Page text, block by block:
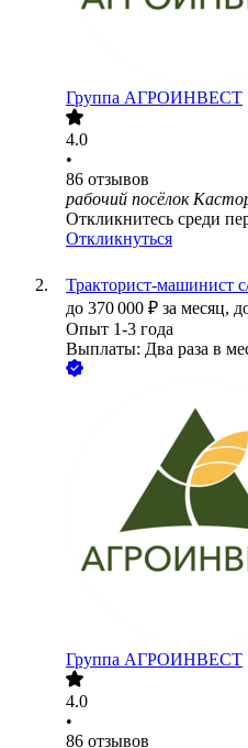
Группа АГРОИНВЕСТ
4.0
•
86 отзывов
рабочий посёлок
Откликнитесь среди
Откликнуться
Тракторист-машинист
до 370 000 ₽ за месяц,
Опыт 1-3 года
Выплаты: Два раза в
Группа АГРОИНВЕСТ
4.0
•
86 отзывов